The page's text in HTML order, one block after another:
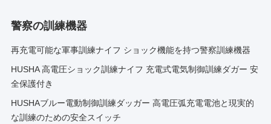
警察の訓練機器
再充電可能な軍事訓練ナイフ ショック機能を持つ警察訓練機器
HUSHA 高電圧ショック訓練ナイフ 充電式電気制御訓練ダガー 安
全保護付き
HUSHAブルー電動制御訓練ダッガー 高電圧弧充電電池と現実的
な訓練のための安全スイッチ